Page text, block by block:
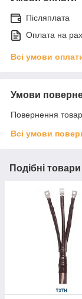
Післяплата
Оплата на
Всі умови
Умови
Повернення
Всі умови
Подібні